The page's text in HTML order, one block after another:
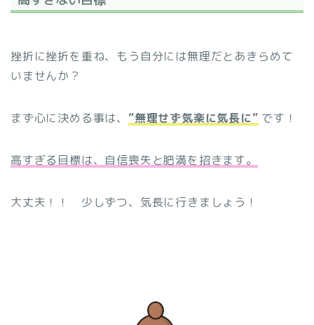
挫折に挫折を重ね、もう自分には無理だとあきらめて
いませんか？
まず心に決める事は、 ”無理せず気楽に気長に” です！
高すぎる目標は、自信喪失と肥満を招きます。
大丈夫！！ 少しずつ、気長に行きましょう！